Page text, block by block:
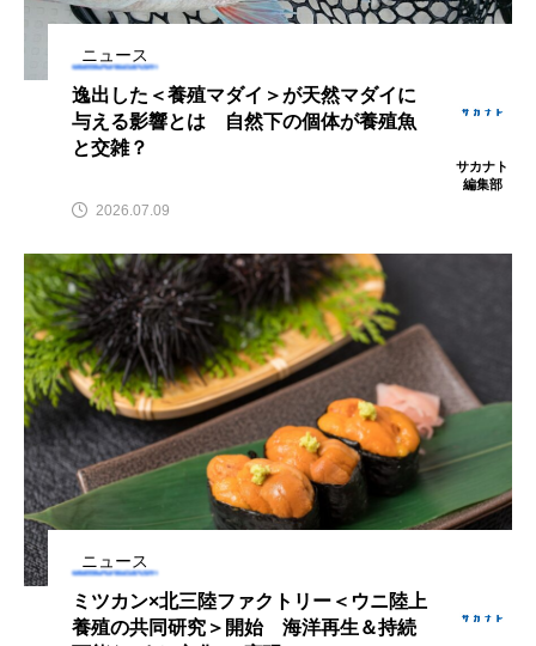
クロスジギンポ クロソイ クロダイ
クロツラヘラサギ
グラミー
ケープペンギン ゲンゴロウ コイ
コウテイペンギン コオイムシ
コガタペンギン コガネスズメダイ
コクチバス コクレン コチ
コトクラゲ コノシロ コバンザメ
コモレビクラゲ コモンイトギンポ
ニュース
逸出した＜養殖マダイ＞が天然マダイに
与える影響とは 自然下の個体が養殖魚
と交雑？
サカナト
編集部
2026.07.09
ニュース
ミツカン×北三陸ファクトリー＜ウニ陸上
養殖の共同研究＞開始 海洋再生＆持続